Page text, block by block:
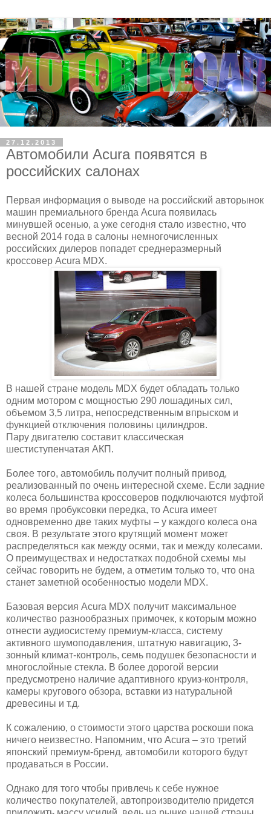
27.12.2013
Автомобили Acura появятся в
российских салонах
Первая информация о выводе на российский авторынок
машин премиального бренда Acura появилась
минувшей осенью, а уже сегодня стало известно, что
весной 2014 года в салоны немногочисленных
российских дилеров попадет среднеразмерный
кроссовер Acura MDX.
В нашей стране модель MDX будет обладать только
одним мотором с мощностью 290 лошадиных сил,
объемом 3,5 литра, непосредственным впрыском и
функцией отключения половины цилиндров.
Пару двигателю составит классическая
шестиступенчатая АКП.
Более того, автомобиль получит полный привод,
реализованный по очень интересной схеме. Если задние
колеса большинства кроссоверов подключаются муфтой
во время пробуксовки передка, то Acura имеет
одновременно две таких муфты – у каждого колеса она
своя. В результате этого крутящий момент может
распределяться как между осями, так и между колесами.
О преимуществах и недостатках подобной схемы мы
сейчас говорить не будем, а отметим только то, что она
станет заметной особенностью модели MDX.
Базовая версия Acura MDX получит максимальное
количество разнообразных примочек, к которым можно
отнести аудиосистему премиум-класса, систему
активного шумоподавления, штатную навигацию, 3-
зонный климат-контроль, семь подушек безопасности и
многослойные стекла. В более дорогой версии
предусмотрено наличие адаптивного круиз-контроля,
камеры кругового обзора, вставки из натуральной
древесины и т.д.
К сожалению, о стоимости этого царства роскоши пока
ничего неизвестно. Напомним, что Acura – это третий
японский премиум-бренд, автомобили которого будут
продаваться в России.
Однако для того чтобы привлечь к себе нужное
количество покупателей, автопроизводителю придется